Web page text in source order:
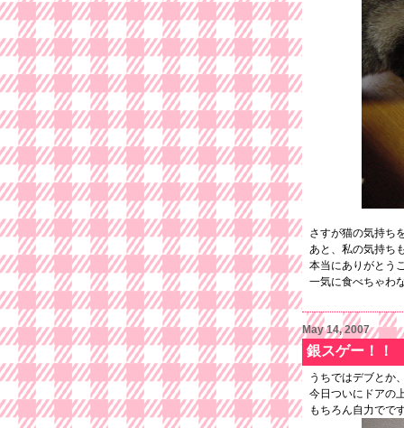
さすが猫の気持ち
あと、私の気持ち
本当にありがとう
一気に食べちゃわ
May 14, 2007
銀スゲー！！
うちではデブとか
今日ついにドアの
もちろん自力でで